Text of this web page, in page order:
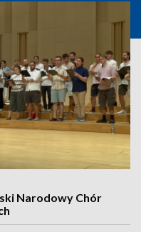
Narodowy Chór